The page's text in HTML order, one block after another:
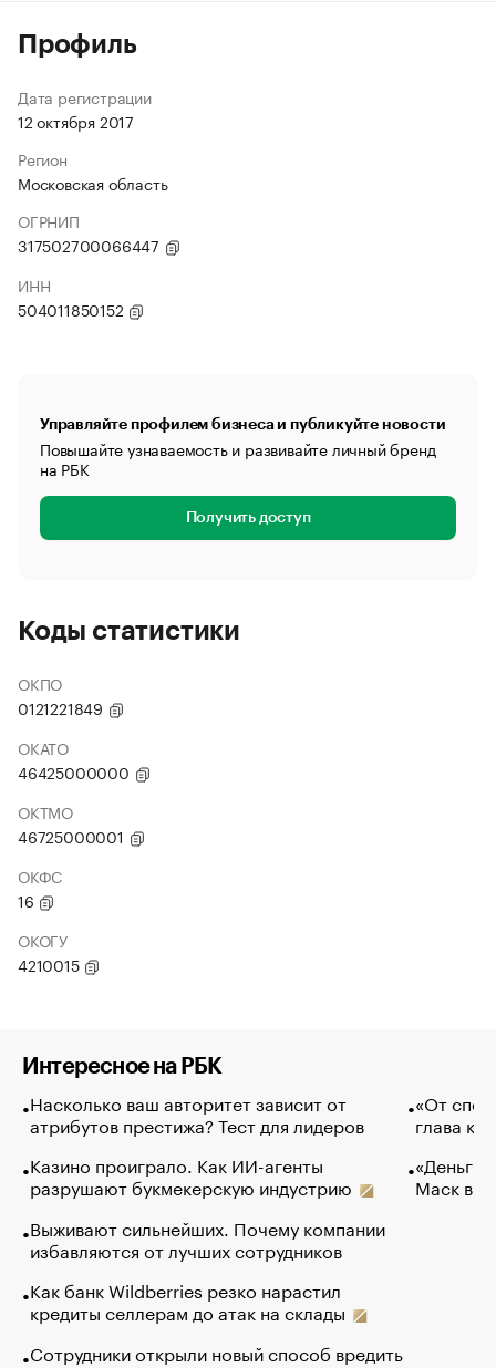
Профиль
Дата регистрации
12 октября 2017
Регион
Московская область
ОГРНИП
317502700066447
ИНН
504011850152
Управляйте профилем бизнеса и публикуйте новости
Повышайте узнаваемость и развивайте личный бренд
на РБК
Получить доступ
Коды статистики
ОКПО
0121221849
ОКАТО
46425000000
ОКТМО
46725000001
ОКФС
16
ОКОГУ
4210015
Интересное на РБК
Насколько ваш авторитет зависит от
атрибутов престижа? Тест для лидеров
Казино проиграло. Как ИИ-агенты
разрушают букмекерскую индустрию
Выживают сильнейших. Почему компании
избавляются от лучших сотрудников
Как банк Wildberries резко нарастил
кредиты селлерам до атак на склады
Сотрудники открыли новый способ вредить
«От
глава
«Деньги
Маск в